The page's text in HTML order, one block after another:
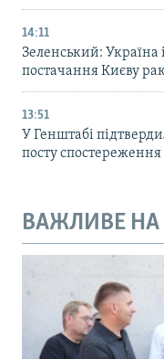
14:11
Зеленський:
постачання Києву
13:51
У Генштабі
посту
ВАЖЛИВЕ НА